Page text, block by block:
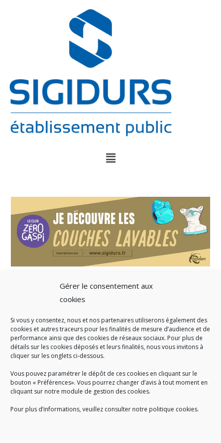
Gérer le consentement aux
cookies
Si vous y consentez, nous et nos partenaires utiliserons également des
cookies et autres traceurs pour les finalités de mesure d’audience et de
performance ainsi que des cookies de réseaux sociaux. Pour plus de
détails sur les cookies déposés et leurs finalités, nous vous invitons à
cliquer sur les onglets ci-dessous.
Vous pouvez paramétrer le dépôt de ces cookies en cliquant sur le
bouton « Préférences». Vous pourrez changer d’avis à tout moment en
cliquant sur notre module de gestion des cookies.
Pour plus d’informations, veuillez consulter notre politique cookies.
A SAVOIR
Créé en 1978, le Sigidurs est un établissement public quiexerce
des missions de service public : la prévention, la collecte et la
territoire.
Accueil du public :